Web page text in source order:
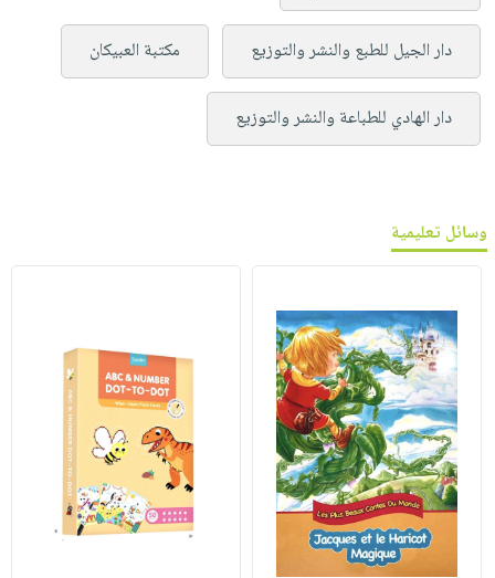
دار الجيل للطبع والنشر والتوزيع مكتبة العبيكان
دار الهادي للطباعة والنشر والتوزيع
وسائل تعليمية